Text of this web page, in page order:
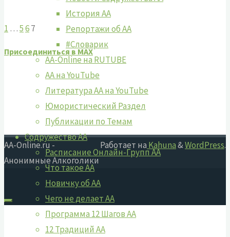
История АА
Репортажи об АА
#Словарик
AA-Online на RUTUBE
АA на YouTube
Литература АА на YouTube
Юмористический Раздел
Публикации по Темам
Содружество АА
Расписание Онлайн-Групп АА
Что такое АА
Новичку об АА
Чего не делает АА
Программа 12 Шагов АА
12 Традиций АА
1 …567
Присоединиться в MAX
Работает на Kahuna&WordPress.
AA-Online.ru -
Анонимные Алкоголики